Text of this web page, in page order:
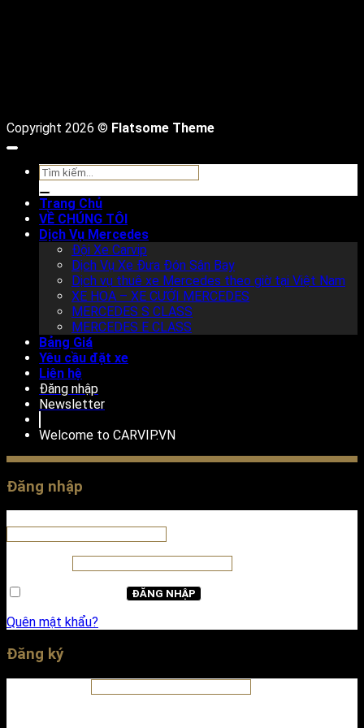
Copyright 2026 © Flatsome Theme
Tìm
Trang Chủ
VỀ CHÚNG TÔI
Dịch Vụ Mercedes
Đội Xe Carvip
Dịch Vụ Xe Đưa Đón Sân Bay
Dịch vụ thuê xe Mercedes theo giờ tại Việt Nam
XE HOA – XE CƯỚI MERCEDES
MERCEDES S CLASS
MERCEDES E CLASS
Bảng Giá
Yêu cầu đặt xe
Liên hệ
Đăng nhập
Newsletter
Welcome to CARVIP.VN
Đăng nhập
ĐĂNG NHẬP
Quên mật khẩu?
Đăng ký